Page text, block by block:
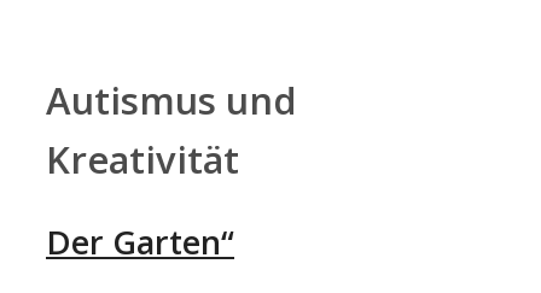
Autismus und
Kreativität
Der Garten“